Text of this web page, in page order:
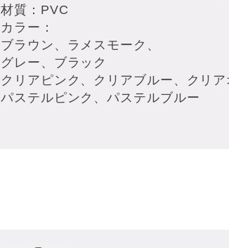
材質：PVC
カラー：
ブラウン、ラメスモーク、
グレー、ブラック
クリアピンク、クリアブルー、クリア
パステルピンク、パステルブルー